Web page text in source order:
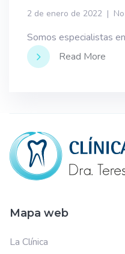
2 de enero de 2022
Somos especialistas
Read More
Mapa web
La Clínica